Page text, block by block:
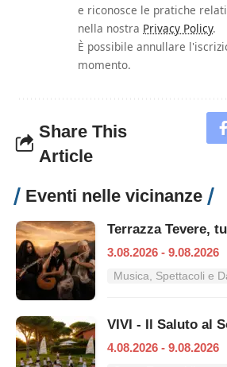
e riconosce le pratiche
nella nostra Privacy Policy.
È possibile annullare
momento.
Share This
Article
Eventi nelle vicinanze
3.08.2026 - 9.08.2026
VIVI - Il Saluto al
4.08.2026 - 9.08.2026